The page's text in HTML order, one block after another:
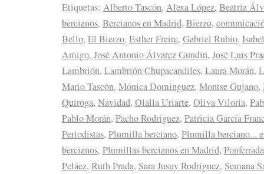
Etiquetas: Alberto Tascón, Alexa López, Beatriz
bercianos, Bercianos en Madrid, Bierzo,
Bello, El Bierzo, Esther Freire, Gabriel Rubio,
Amigo, José Antonio Álvarez Gundín, José Luís
Lambrión, Lambrión Chupacandiles, Laura Morán,
Mario Tascón, Mónica Dominguez, Montse Gujano,
Quiroga, Navidad, Olalla Uriarte, Oliva Viloria,
Pablo Morán, Pacho Rodríguez, Patricia García
Periodistas, Plumilla berciano, Plumilla berciano...
bercianos, Plumillas bercianos en Madrid, Ponferrada
Peláez, Ruth Prada, Sara Jusuy Rodríguez, Semana